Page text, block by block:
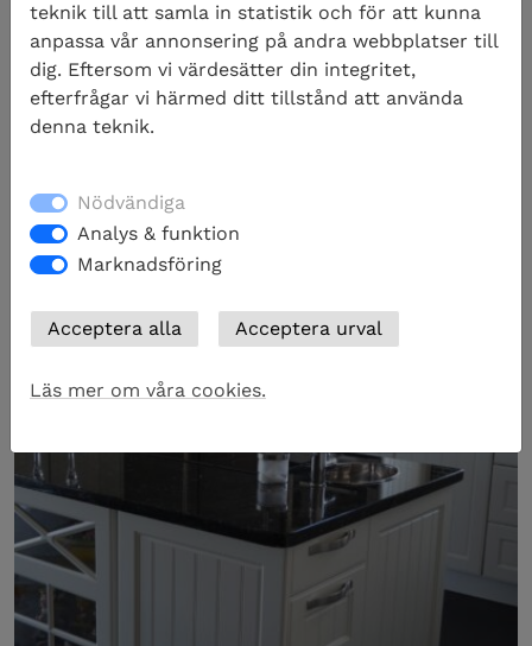
trappor i granit. Kolla här!
Våra stenprodukter
teknik till att samla in statistik och för att kunna
anpassa vår annonsering på andra webbplatser till
dig. Eftersom vi värdesätter din integritet,
efterfrågar vi härmed ditt tillstånd att använda
denna teknik.
Nödvändiga
Analys & funktion
Marknadsföring
Läs mer om våra cookies.